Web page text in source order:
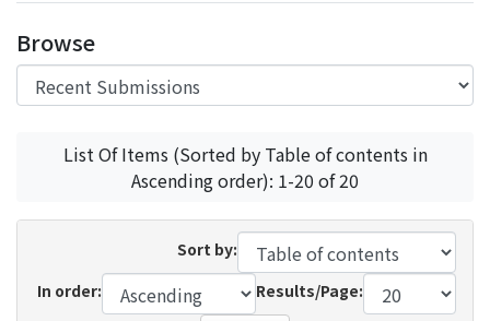
Browse
List Of Items (Sorted by Table of contents in
Ascending order): 1-20 of 20
Sort by:
In order:
Results/Page: